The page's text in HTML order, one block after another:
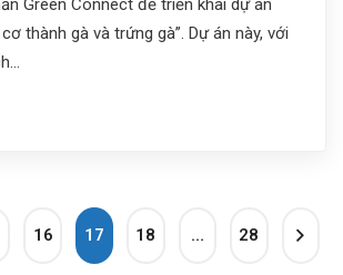
Green Connect để triển khai dự án
thành gà và trứng gà”. Dự án này, với
16 17 18 … 28